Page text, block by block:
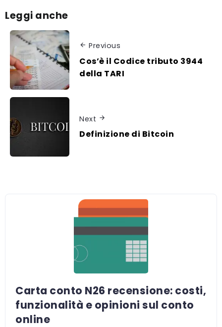
Leggi anche
Previous
Cos’è il Codice tributo 3944
della TARI
Next
Definizione di Bitcoin
Carta conto N26 recensione: costi,
funzionalità e opinioni sul conto
online